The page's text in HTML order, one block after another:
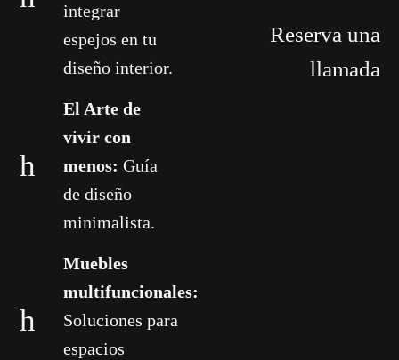
integrar
espejos en tu
diseño interior.
El Arte de
vivir con
menos: Guía
de diseño
minimalista.
Muebles
multifuncionales:
Soluciones para
espacios
Reserva una
llamada